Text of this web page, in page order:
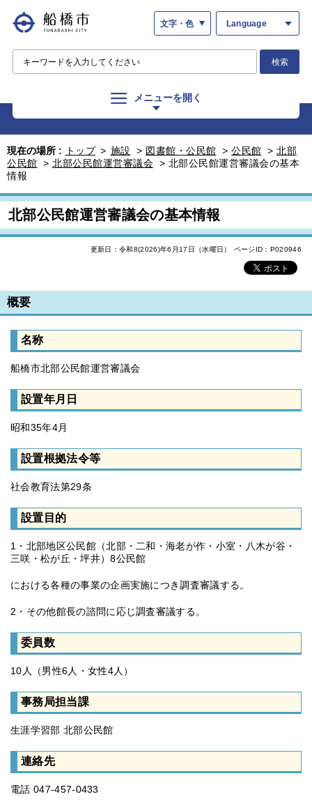
文字・色 Language
検索
メニューを開く
現在の場所 : トップ > 施設 > 図書館・公民館 > 公民館 > 北部
公民館 > 北部公民館運営審議会 > 北部公民館運営審議会の基本
情報
北部公民館運営審議会の基本情報
更新日：令和8(2026)年6月17日（水曜日） ページID：P020946
概要
名称
船橋市北部公民館運営審議会
設置年月日
昭和35年4月
設置根拠法令等
社会教育法第29条
設置目的
1・北部地区公民館（北部・二和・海老が作・小室・八木が谷・
三咲・松が丘・坪井）8公民館
における各種の事業の企画実施につき調査審議する。
2・その他館長の諮問に応じ調査審議する。
委員数
10人（男性6人・女性4人）
事務局担当課
生涯学習部 北部公民館
連絡先
電話 047-457-0433